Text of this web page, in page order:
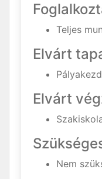
Teljes
Elvárt
Elvárt
Nem